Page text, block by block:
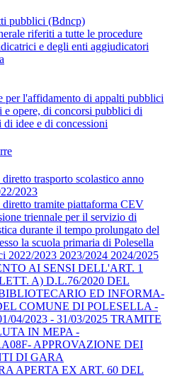
pubblici (Bdncp)
riferiti a tutte le procedure
e degli enti aggiudicatori
per l'affidamento di appalti pubblici
opere, di concorsi pubblici di
idee e di concessioni
trasporto scolastico anno
2023
tramite piattaforma CEV
triennale per il servizio di
durante il tempo prolungato del
la scuola primaria di Polesella
2022/2023 2023/2024 2024/2025
AI SENSI DELL'ART. 1
A) D.L.76/2020 DEL
ED INFORMA-
COMUNE DI POLESELLA -
04/2023 - 31/03/2025 TRAMITE
IN MEPA -
APPROVAZIONE DEI
DI GARA
APERTA EX ART. 60 DEL